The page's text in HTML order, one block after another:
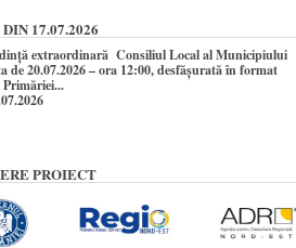
17.07.2026
extraordinară Consiliul Local al Municipiului
de 20.07.2026 – ora 12:00, desfășurată în format
Primăriei...
PROIECT